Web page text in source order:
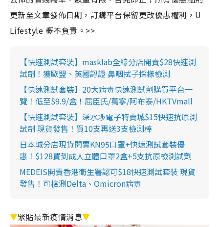
更新至文章發佈日期，訂購平台保留更改優惠權利，U
Lifestyle 概不負責。>>
【快速測試套裝】masklab全線分店開賣$28快速測
試劑！獲歐盟、英國認證 鼻咽拭子採樣檢測
【快速測試套裝】20大病毒快速測試劑購買平台一
覽！低至$9.9/盒！屈臣氏/萬寧/阿布泰/HKTVmall
【快速測試套裝】深水埗電子特賣城$15快速抗原測
試劑 現貨發售！買10支再送3支檢測棒
日本城分店現貨開賣KN95口罩+快速測試套裝優
惠！$128買到成人立體口罩2盒+5支抗原檢測試劑
MEDEIS開賣香港衛生署認可$18快速測試套裝 現貨
發售！可檢測Delta、Omicron病毒
▼緊貼最新疫情消息▼